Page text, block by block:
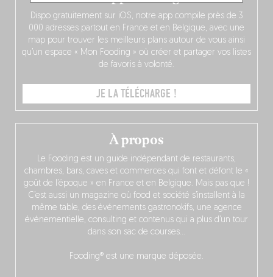
À propos
Le Fooding est un guide indépendant de restaurants,
chambres, bars, caves et commerces qui font et défont le «
goût de l’époque » en France et en Belgique. Mais pas que !
C’est aussi un magazine où food et société s’installent à la
même table, des événements gastronokifs, une agence
événementielle, consulting et contenus qui a plus d’un tour
dans son sac de courses…
Fooding® est une marque déposée.
Dispo gratuitement sur iOS, notre app compile près de 3
000 adresses partout en France et en Belgique, avec une
map pour trouver les meilleurs plans autour de vous ainsi
qu’un espace « Mon Fooding » où créer et partager vos listes
de favoris à volonté.
JE LA TÉLÉCHARGE !